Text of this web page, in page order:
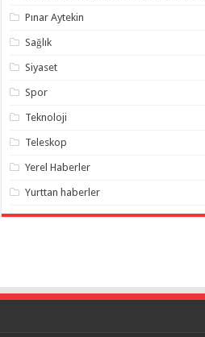
Pınar Aytekin
Sağlık
Siyaset
Spor
Teknoloji
Teleskop
Yerel Haberler
Yurttan haberler